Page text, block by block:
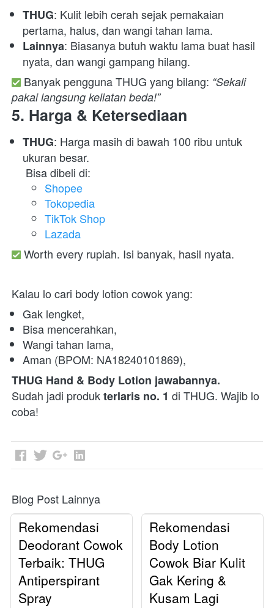
THUG: Kulit lebih cerah sejak pemakaian
pertama, halus, dan wangi tahan lama.
Lainnya: Biasanya butuh waktu lama buat hasil
nyata, dan wangi gampang hilang.
Banyak pengguna THUG yang bilang: “Sekali
pakai langsung keliatan beda!”
5. Harga & Ketersediaan
THUG: Harga masih di bawah 100 ribu untuk
ukuran besar.
Bisa dibeli di:
Shopee
Tokopedia
TikTok Shop
Lazada
Worth every rupiah. Isi banyak, hasil nyata.
Kalau lo cari body lotion cowok yang:
Gak lengket,
Bisa mencerahkan,
Wangi tahan lama,
Aman (BPOM: NA18240101869),
THUG Hand & Body Lotion jawabannya.
Sudah jadi produk terlaris no. 1 di THUG. Wajib lo
coba!
Blog Post Lainnya
Rekomendasi
Deodorant Cowok
Terbaik: THUG
Antiperspirant
Spray
Rekomendasi
Body Lotion
Cowok Biar Kulit
Gak Kering &
Kusam Lagi